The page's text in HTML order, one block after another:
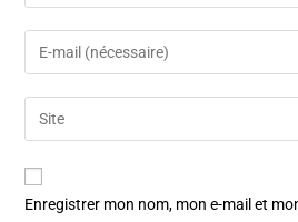
Enregistrer mon nom, mon e-mail et